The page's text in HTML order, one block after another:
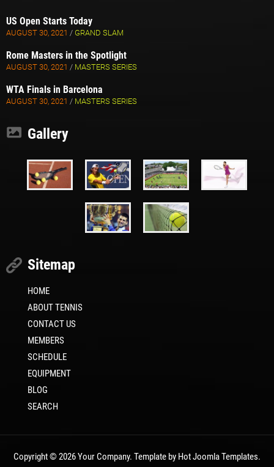
US Open Starts Today
AUGUST 30, 2021 / GRAND SLAM
Rome Masters in the Spotlight
AUGUST 30, 2021 / MASTERS SERIES
WTA Finals in Barcelona
AUGUST 30, 2021 / MASTERS SERIES
Gallery
Sitemap
HOME
ABOUT TENNIS
CONTACT US
MEMBERS
SCHEDULE
EQUIPMENT
BLOG
SEARCH
Copyright © 2026 Your Company. Template by Hot Joomla Templates.